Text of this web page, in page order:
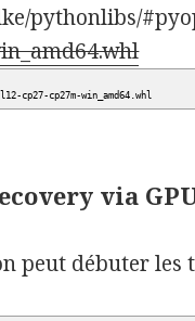
pythonlibs/
cp27-cp27m-win_amd64.whl
via
peut débuter les